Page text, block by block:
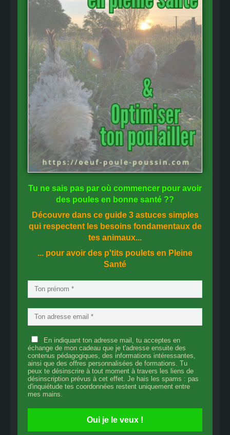
Tu ne sais pas par où commencer pour avoir
des poules en bonne santé ??
Découvre dans ce guide 3 astuces simples
qui respectent les besoins fondamentaux de
tes animaux...
... pour avoir des p'tits poulets en Pleine
Santé
En indiquant ton adresse mail, tu acceptes en
échange de mon cadeau que je t'adresse ensuite des
contenus pédagogiques, des informations intéressantes,
ainsi que des offres personnalisées de formations. Tu
peux te désinscrire à tout moment à travers les liens de
désinscription prévus à cet effet. Je hais les spams : pas
d'inquiétude tes coordonnées restent uniquement entre
mes mains.
Oui je le veux !